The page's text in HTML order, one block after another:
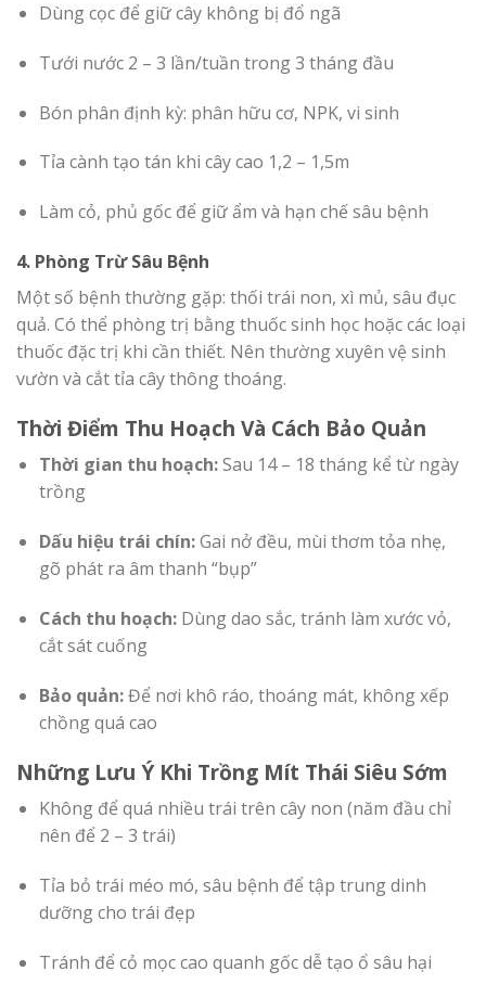
Dùng cọc để giữ cây không bị đổ ngã
Tưới nước 2 – 3 lần/tuần trong 3 tháng đầu
Bón phân định kỳ: phân hữu cơ, NPK, vi sinh
Tỉa cành tạo tán khi cây cao 1,2 – 1,5m
Làm cỏ, phủ gốc để giữ ẩm và hạn chế sâu bệnh
4. Phòng Trừ Sâu Bệnh
Một số bệnh thường gặp: thối trái non, xì mủ, sâu đục
quả. Có thể phòng trị bằng thuốc sinh học hoặc các loại
thuốc đặc trị khi cần thiết. Nên thường xuyên vệ sinh
vườn và cắt tỉa cây thông thoáng.
Thời Điểm Thu Hoạch Và Cách Bảo Quản
Thời gian thu hoạch:Sau 14 – 18 tháng kể từ ngày
trồng
Dấu hiệu trái chín:Gai nở đều, mùi thơm tỏa nhẹ,
gõ phát ra âm thanh “bụp”
Cách thu hoạch:Dùng dao sắc, tránh làm xước vỏ,
cắt sát cuống
Bảo quản:Để nơi khô ráo, thoáng mát, không xếp
chồng quá cao
Những Lưu Ý Khi Trồng Mít Thái Siêu Sớm
Không để quá nhiều trái trên cây non (năm đầu chỉ
nên để 2 – 3 trái)
Tỉa bỏ trái méo mó, sâu bệnh để tập trung dinh
dưỡng cho trái đẹp
Tránh để cỏ mọc cao quanh gốc dễ tạo ổ sâu hại